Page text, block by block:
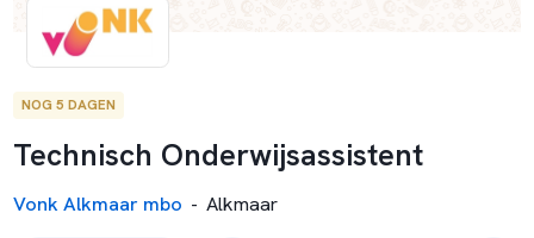
NOG 5 DAGEN
Technisch Onderwijsassistent
Vonk Alkmaar mbo - Alkmaar